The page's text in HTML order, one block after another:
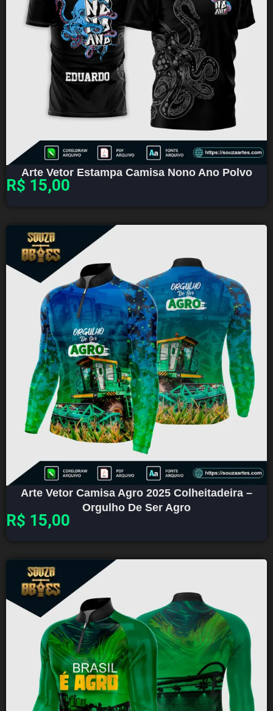
Arte Vetor Estampa Camisa Nono Ano Polvo
R$ 15,00
Arte Vetor Camisa Agro 2025 Colheitadeira –
Orgulho De Ser Agro
R$ 15,00